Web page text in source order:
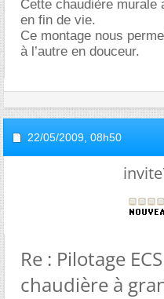
Cette chaudière murale
en fin de vie.
Ce montage nous
à l’autre en douceur.
22/05/2009, 08h50
Re : Pilotage
chaudière à